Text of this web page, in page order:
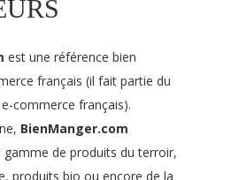
est une référence bien
français (il fait partie du
commerce français).
BienManger.com
de produits du terroir,
produits bio ou encore de la